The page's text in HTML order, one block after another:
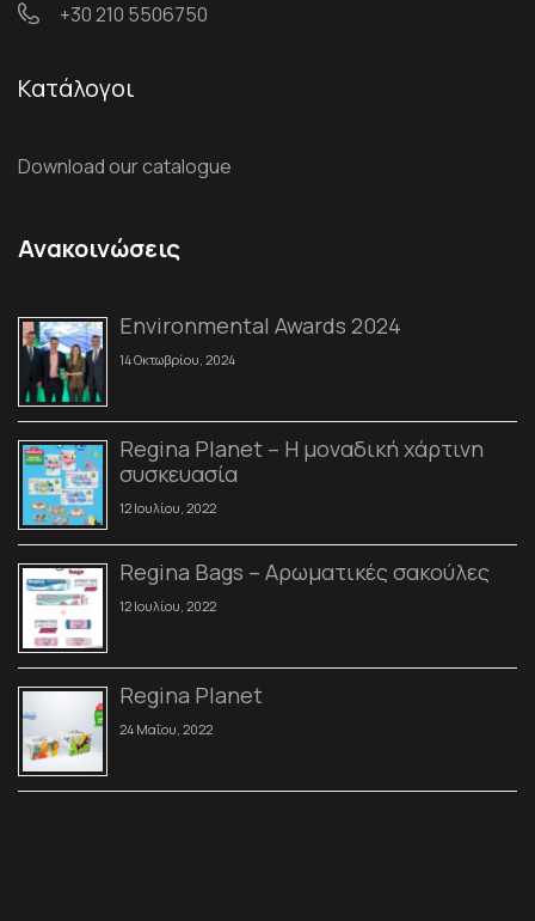
+30 210 5506750
Κατάλογοι
Download our catalogue
Ανακοινώσεις
Environmental Awards 2024
14 Οκτωβρίου, 2024
Regina Planet – Η μοναδική χάρτινη
συσκευασία
12 Ιουλίου, 2022
Regina Bags – Αρωματικές σακούλες
12 Ιουλίου, 2022
Regina Planet
24 Μαΐου, 2022